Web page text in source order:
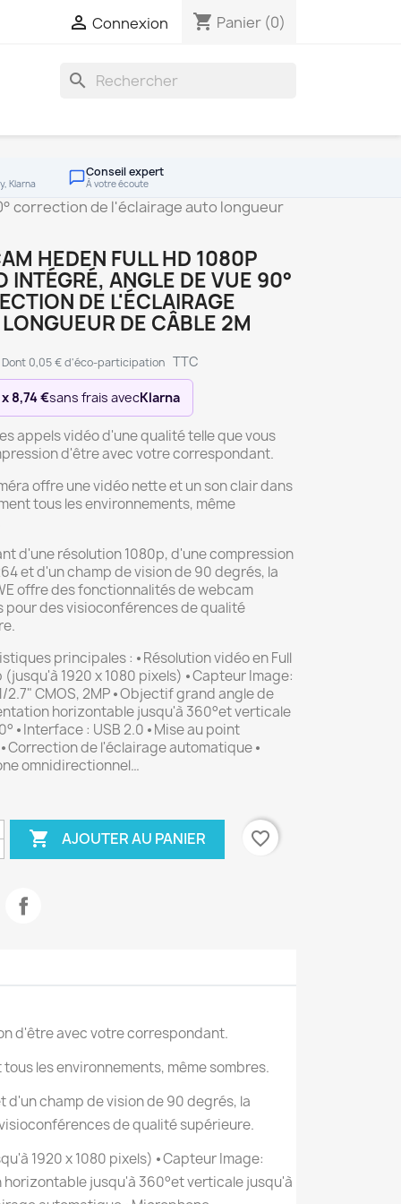
 Connexion shopping_cart Panier (0)
search
Klarna
Conseil expert
À votre écoute
correction de l'éclairage auto longueur
HEDEN FULL HD 1080P
INTÉGRÉ, ANGLE DE VUE 90°
DE L'ÉCLAIRAGE
DE CÂBLE 2M
Dont 0,05 € d'éco-participation TTC
8,74 €sans frais avecKlarna
appels vidéo d'une qualité telle que vous
d'être avec votre correspondant.
offre une vidéo nette et un son clair dans
tous les environnements, même
d'une résolution 1080p, d'une compression
et d'un champ de vision de 90 degrés, la
offre des fonctionnalités de webcam
pour des visioconférences de qualité
principales : ⦁ Résolution vidéo en Full
(jusqu'à 1920 x 1080 pixels) ⦁ Capteur Image:
2.7" CMOS, 2MP ⦁ Objectif grand angle de
horizontable jusqu'à 360°et verticale
⦁ Interface : USB 2.0 ⦁ Mise au point
Correction de l'éclairage automatique ⦁
omnidirectionnel…
 AJOUTER AU PANIER favorite_border
d'être avec votre correspondant.
les environnements, même sombres.
champ de vision de 90 degrés, la
de qualité supérieure.
1920 x 1080 pixels) ⦁ Capteur Image:
horizontable jusqu'à 360°et verticale jusqu'à